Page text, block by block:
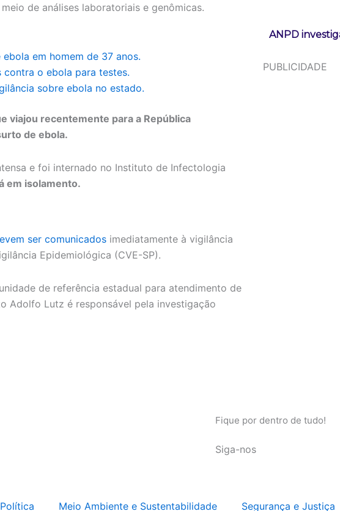
de análises laboratoriais e genômicas.
em homem de 37 anos.
o ebola para testes.
sobre ebola no estado.
viajou recentemente para a República
de ebola.
e foi internado no Instituto de Infectologia
em isolamento.
ser comunicados imediatamente à vigilância
Epidemiológica (CVE-SP).
de referência estadual para atendimento de
Adolfo Lutz é responsável pela investigação
ANPD
PUBLICIDADE
Fique por dentro de tudo!
Siga-nos
Política Meio Ambiente e Sustentabilidade Segurança e Justiça